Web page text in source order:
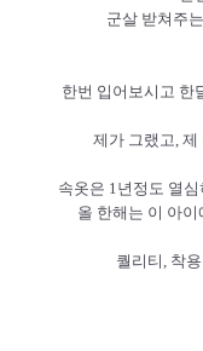
군살 받쳐주
한번 입어보시고 한
제가 그랬고,
속옷은 1년정도 열
올 한해는 이 아
퀄리티, 착